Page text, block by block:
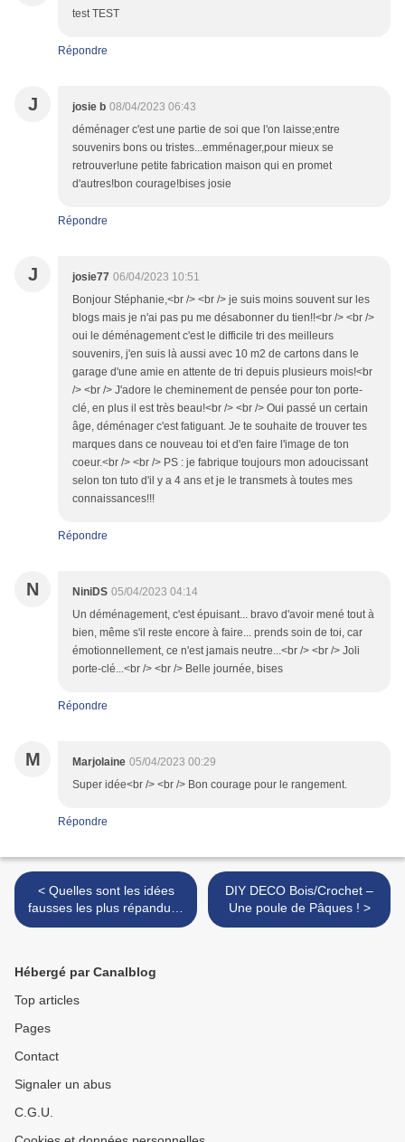
test TEST
Répondre
J josie b 08/04/2023 06:43
déménager c'est une partie de soi que l'on laisse;entre
souvenirs bons ou tristes...emménager,pour mieux se
retrouver!une petite fabrication maison qui en promet
d'autres!bon courage!bises josie
Répondre
J josie77 06/04/2023 10:51
Bonjour Stéphanie,<br /> <br /> je suis moins souvent sur les
blogs mais je n'ai pas pu me désabonner du tien!!<br /> <br />
oui le déménagement c'est le difficile tri des meilleurs
souvenirs, j'en suis là aussi avec 10 m2 de cartons dans le
garage d'une amie en attente de tri depuis plusieurs mois!<br
/> <br /> J'adore le cheminement de pensée pour ton porte-
clé, en plus il est très beau!<br /> <br /> Oui passé un certain
âge, déménager c'est fatiguant. Je te souhaite de trouver tes
marques dans ce nouveau toi et d'en faire l'image de ton
coeur.<br /> <br /> PS : je fabrique toujours mon adoucissant
selon ton tuto d'il y a 4 ans et je le transmets à toutes mes
connaissances!!!
Répondre
N NiniDS 05/04/2023 04:14
Un déménagement, c'est épuisant... bravo d'avoir mené tout à
bien, même s'il reste encore à faire... prends soin de toi, car
émotionnellement, ce n'est jamais neutre...<br /> <br /> Joli
porte-clé...<br /> <br /> Belle journée, bises
Répondre
M Marjolaine 05/04/2023 00:29
Super idée<br /> <br /> Bon courage pour le rangement.
Répondre
< Quelles sont les idées
fausses les plus répandues
sur les travaux
l'énergie ?
DIY DECO Bois/Crochet –
Une poule de Pâques ! >
Hébergé par Canalblog
Top articles
Pages
Contact
Signaler un abus
C.G.U.